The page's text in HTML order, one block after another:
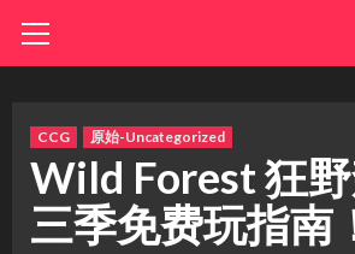
Menu
CCG 原始-Uncategorized
Wild Forest 狂
三季免费玩指南